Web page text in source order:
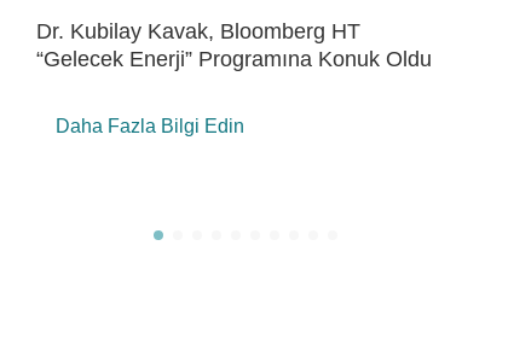
Eren Holding’de “ÇSY Metrikleri Çalıştayı”